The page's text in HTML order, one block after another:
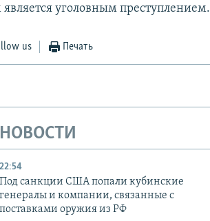
уголовным преступлением.
us Печать
НОВОСТИ
22:54
Под санкции США попали кубинские
генералы и компании, связанные с
поставками оружия из РФ